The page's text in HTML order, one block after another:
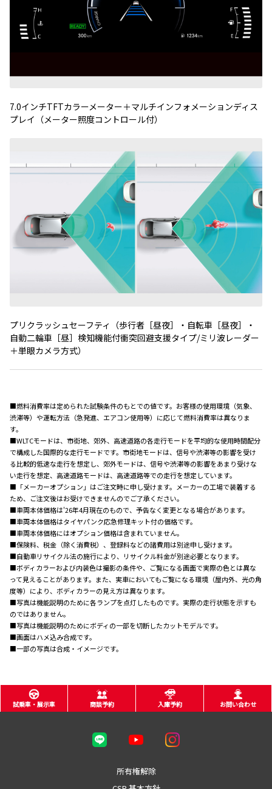
7.0インチTFTカラーメーター＋マルチインフォメーションディス
プレイ（メーター照度コントロール付）
プリクラッシュセーフティ（歩行者［昼夜］・自転車［昼夜］・
自動二輪車［昼］検知機能付衝突回避支援タイプ/ミリ波レーダー
＋単眼カメラ方式）
■燃料消費率は定められた試験条件のもとでの値です。お客様の使用環境（気象、
渋滞等）や運転方法（急発進、エアコン使用等）に応じて燃料消費率は異なりま
す。
■WLTCモードは、市街地、郊外、高速道路の各走行モードを平均的な使用時間配分
で構成した国際的な走行モードです。市街地モードは、信号や渋滞等の影響を受け
る比較的低速な走行を想定し、郊外モードは、信号や渋滞等の影響をあまり受けな
い走行を想定、高速道路モードは、高速道路等での走行を想定しています。
■「メーカーオプション」はご注文時に申し受けます。メーカーの工場で装着する
ため、ご注文後はお受けできませんのでご了承ください。
■車両本体価格は'26年4月現在のもので、予告なく変更となる場合があります。
■車両本体価格はタイヤパンク応急修理キット付の価格です。
■車両本体価格にはオプション価格は含まれていません。
■保険料、税金（除く消費税）、登録料などの諸費用は別途申し受けます。
■自動車リサイクル法の施行により、リサイクル料金が別途必要となります。
■ボディカラーおよび内装色は撮影の条件や、ご覧になる画面で実際の色とは異な
って見えることがあります。また、実車においてもご覧になる環境（屋内外、光の角
度等）により、ボディカラーの見え方は異なります。
■写真は機能説明のために各ランプを点灯したものです。実際の走行状態を示すも
のではありません。
■写真は機能説明のためにボディの一部を切断したカットモデルです。
■画面はハメ込み合成です。
■一部の写真は合成・イメージです。
試乗車・展示車 商談予約 入庫予約 お問い合わせ
所有権解除